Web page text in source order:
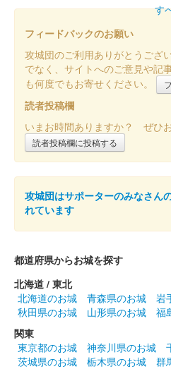
す
フィードバックのお願い
攻城団のご利用ありがとうござ
でなく、サイトへのご意見や記
も何度でもお寄せください。
読者投稿欄
いまお時間ありますか？ ぜひ
読者投稿欄に投稿する
攻城団はサポーターのみなさん
れています
都道府県からお城を探す
北海道 / 東北
北海道のお城
青森県のお城 岩
秋田県のお城
山形県のお城
福
関東
東京都のお城
神奈川県のお城
茨城県のお城
栃木県のお城
群